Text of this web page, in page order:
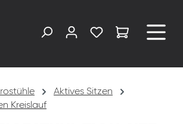
Aktives Sitzen
Kreislauf